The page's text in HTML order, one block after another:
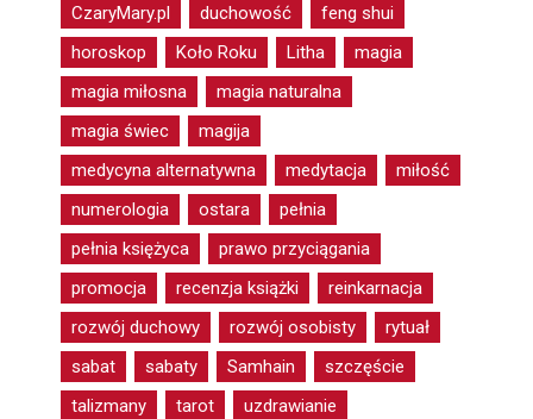
CzaryMary.pl
duchowość
feng shui
horoskop
Koło Roku Litha
magia
magia miłosna
magia naturalna
magia świec
magija
medycyna alternatywna
medytacja
miłość
numerologia
ostara
pełnia
pełnia księżyca
prawo przyciągania
promocja
recenzja książki
reinkarnacja
rozwój duchowy
rozwój osobisty
rytuał
sabat
sabaty Samhain
szczęście
talizmany
tarot uzdrawianie